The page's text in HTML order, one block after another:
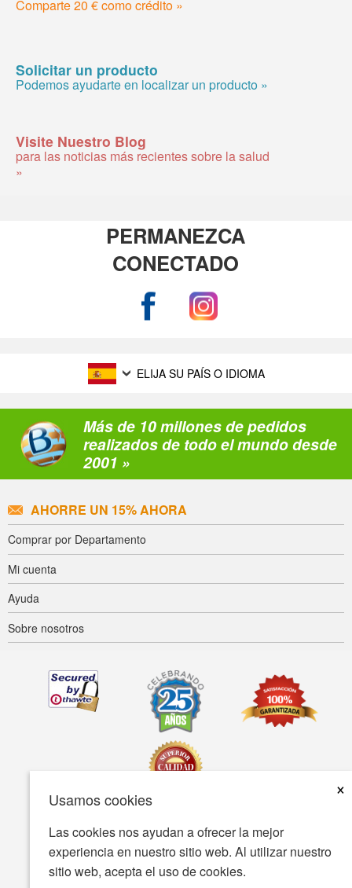
Usamos cookies
×
Las cookies nos ayudan a ofrecer la mejor
experiencia en nuestro sitio web. Al utilizar nuestro
sitio web, acepta el uso de cookies.
Comparte 20 € como crédito »
Solicitar un producto
Podemos ayudarte en localizar un producto »
Visite Nuestro Blog
para las noticias más recientes sobre la salud
»
PERMANEZCA
CONECTADO
ELIJA SU PAÍS O IDIOMA
Más de 10 millones de pedidos
realizados de todo el mundo desde
2001 »
AHORRE UN 15% AHORA
Comprar por Departamento
Mi cuenta
Ayuda
Sobre nosotros
Accesibilidad Condiciones de uso Política de privacidad